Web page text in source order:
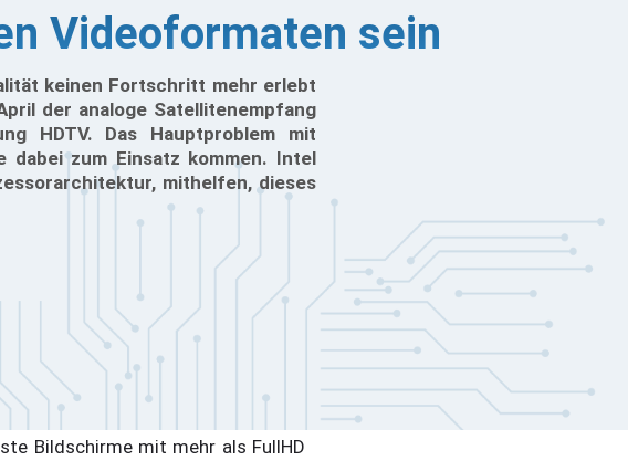
Videoformaten sein
keinen Fortschritt mehr erlebt
der analoge Satellitenempfang
HDTV. Das Hauptproblem mit
dabei zum Einsatz kommen. Intel
mithelfen, dieses
Bildschirme mit mehr als FullHD